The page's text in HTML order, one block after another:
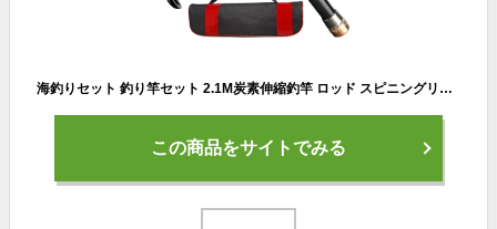
海釣りセット 釣り竿セット 2.1M炭素伸縮釣竿 ロッド スピニングリール 釣り餌 釣り糸 日本語説明書付 初心者向け つりざおセット 収納バッグ付き 携帯便利 投げ釣り 海釣りセット 淡水釣り 川釣り 穴釣り 磯釣り 堤防釣り
この商品をサイトでみる